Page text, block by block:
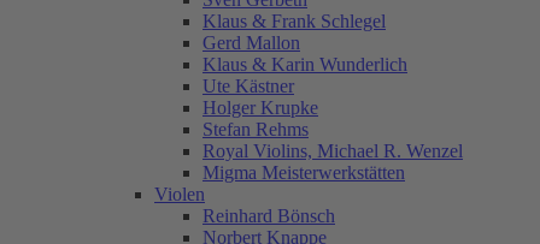
Klaus & Frank Schlegel
Gerd Mallon
Klaus & Karin Wunderlich
Ute Kästner
Holger Krupke
Stefan Rehms
Royal Violins, Michael R. Wenzel
Migma Meisterwerkstätten
Violen
Reinhard Bönsch
Norbert Knappe